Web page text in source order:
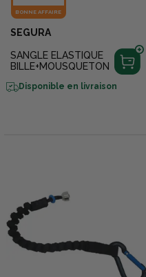
BONNE AFFAIRE
SEGURA
SANGLE ELASTIQUE
BILLE+MOUSQUETON
Disponible en livraison